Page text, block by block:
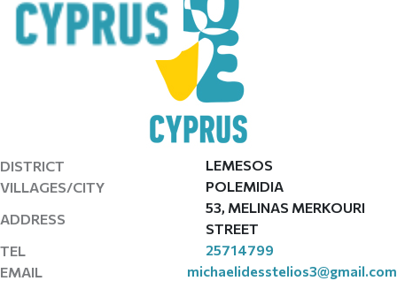
DISTRICT
LEMESOS
VILLAGES/CITY
POLEMIDIA
ADDRESS
53, MELINAS MERKOURI
STREET
TEL
25714799
EMAIL
michaelidesstelios3@gmail.com